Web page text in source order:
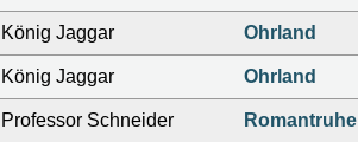
König Jaggar Ohrland
König Jaggar
Ohrland
Professor Schneider Romantruhe